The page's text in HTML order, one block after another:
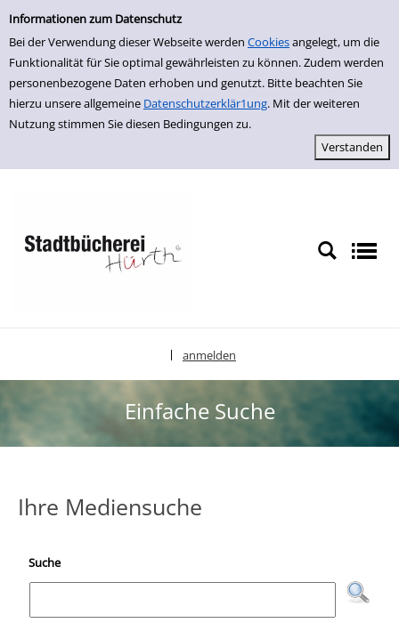
Einfache Suche
Informationen zum Datenschutz
Bei der Verwendung dieser Webseite werden Cookiesangelegt, um die
Funktionalität für Sie optimal gewährleisten zu können. Zudem werden
personenbezogene Daten erhoben und genutzt. Bitte beachten Sie
hierzu unsere allgemeine Datenschutzerklär1ung. Mit der weiteren
Nutzung stimmen Sie diesen Bedingungen zu.
zur Navigation springen
zum Inhalt springen
Zu den Suchfiltern springen
Zur Trefferliste springen
anmelden
Einfache Suche
Ihre Mediensuche
Suche